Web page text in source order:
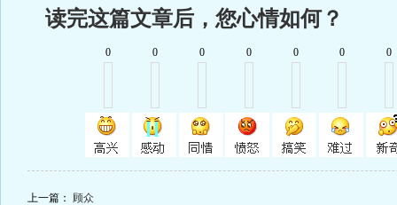
读完这篇文章后，您心情如何？
0 0 0 0 0 0 0
上一篇： 顾众